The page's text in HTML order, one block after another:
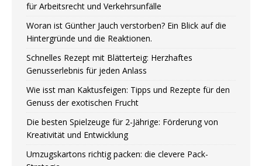
für Arbeitsrecht und Verkehrsunfälle
Woran ist Günther Jauch verstorben? Ein Blick auf die
Hintergründe und die Reaktionen.
Schnelles Rezept mit Blätterteig: Herzhaftes
Genusserlebnis für jeden Anlass
Wie isst man Kaktusfeigen: Tipps und Rezepte für den
Genuss der exotischen Frucht
Die besten Spielzeuge für 2-Jährige: Förderung von
Kreativität und Entwicklung
Umzugskartons richtig packen: die clevere Pack-